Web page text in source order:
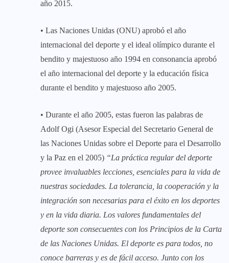
año 2015.
• Las Naciones Unidas (ONU) aprobó el año
internacional del deporte y el ideal olímpico durante el
bendito y majestuoso año 1994 en consonancia aprobó
el año internacional del deporte y la educación física
durante el bendito y majestuoso año 2005.
• Durante el año 2005, estas fueron las palabras de
Adolf Ogi (Asesor Especial del Secretario General de
las Naciones Unidas sobre el Deporte para el Desarrollo
y la Paz en el 2005) “La práctica regular del deporte
provee invaluables lecciones, esenciales para la vida de
nuestras sociedades. La tolerancia, la cooperación y la
integración son necesarias para el éxito en los deportes
y en la vida diaria. Los valores fundamentales del
deporte son consecuentes con los Principios de la Carta
de las Naciones Unidas. El deporte es para todos, no
conoce barreras y es de fácil acceso. Junto con los